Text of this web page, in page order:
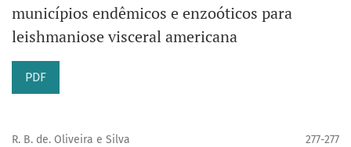
municípios endêmicos e enzoóticos para
leishmaniose visceral americana
PDF
R. B. de. Oliveira e Silva 277-277